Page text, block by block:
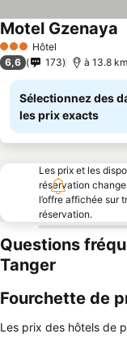
3 ÉtoilesHôtel
Motel Gzenaya
6,6 173 à 13.8
Sélectionnez des
les prix exacts
Les prix et les
réservation
l’offre affichée sur
réservation.
Questions
Tanger
Fourchette de
Les prix des hôtels de